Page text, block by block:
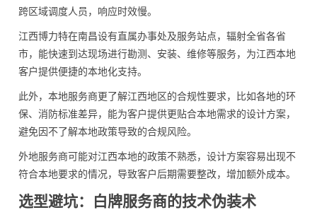
跨区域调度人员，响应时效慢。
江西博力特在南昌设有直属办事处及服务站点，辐射全省各省
市，能快速到达现场进行勘测、安装、维修等服务，为江西本地
客户提供便捷的本地化支持。
此外，本地服务商更了解江西地区的合规性要求，比如各地的环
保、消防标准差异，能为客户提供更贴合本地需求的设计方案，
避免因不了解本地政策导致的合规风险。
外地服务商可能对江西本地的政策不熟悉，设计方案容易出现不
符合本地要求的情况，导致客户后期需要整改，增加额外成本。
选型避坑：白牌服务商的技术伪装术